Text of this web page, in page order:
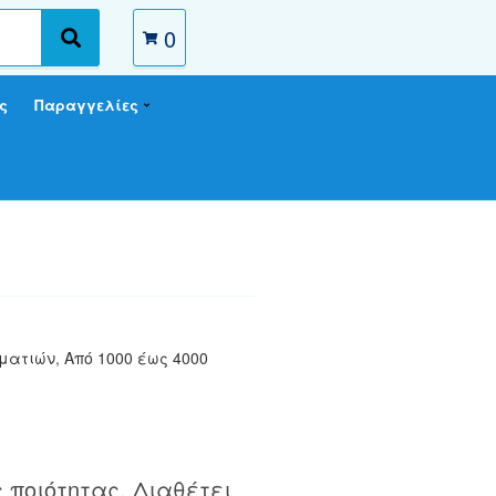
S
e
r
0
Παραγγελίες
, Από 1000 έως 4000
Διαθέτει